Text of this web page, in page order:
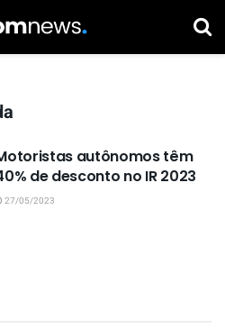
autônomos têm
de desconto no IR 2023
27/05/2023